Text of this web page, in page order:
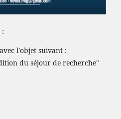
l'objet suivant :
du séjour de recherche"